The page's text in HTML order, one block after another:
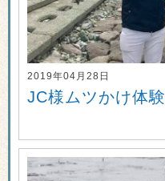
2019年04月28日
JC様ムツかけ体験